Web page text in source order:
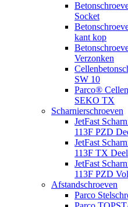
Socket
kant kop
Verzonken
SW 10
Parco®
SEKO TX
Scharnierschroeven
JetFast
113F PZD
JetFast
113F TX
JetFast
113F PZD
Afstandschroeven
Parco